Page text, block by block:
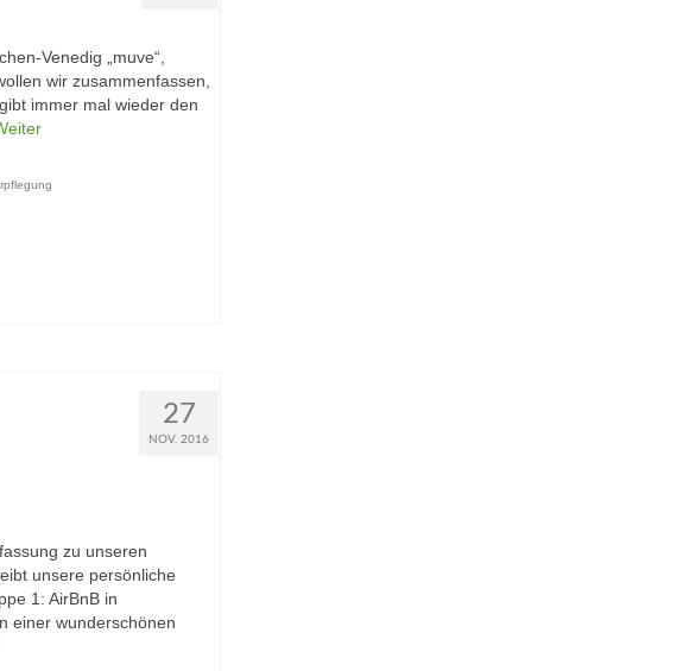
Venedig „muve“,
wir zusammenfassen,
immer mal wieder den
27
NOV. 2016
zu unseren
unsere persönliche
1: AirBnB in
einer wunderschönen